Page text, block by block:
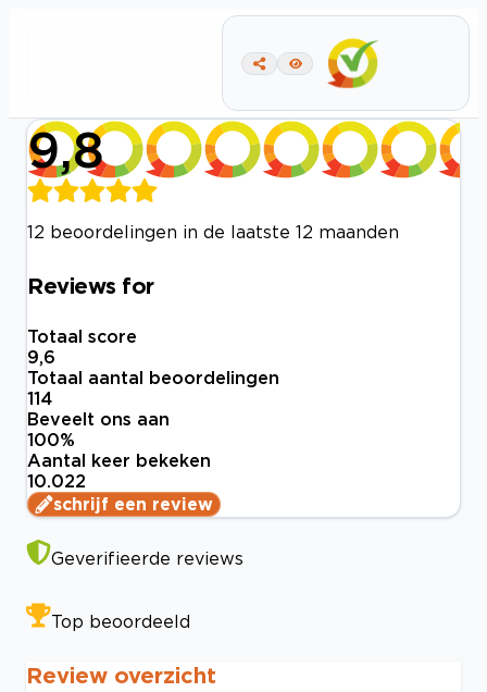
9,8
12 beoordelingen in de laatste 12 maanden
Reviews for
Totaal score
9,6
Totaal aantal beoordelingen
114
Beveelt ons aan
100%
Aantal keer bekeken
10.022
schrijf een review
Geverifieerde reviews
Top beoordeeld
Review overzicht